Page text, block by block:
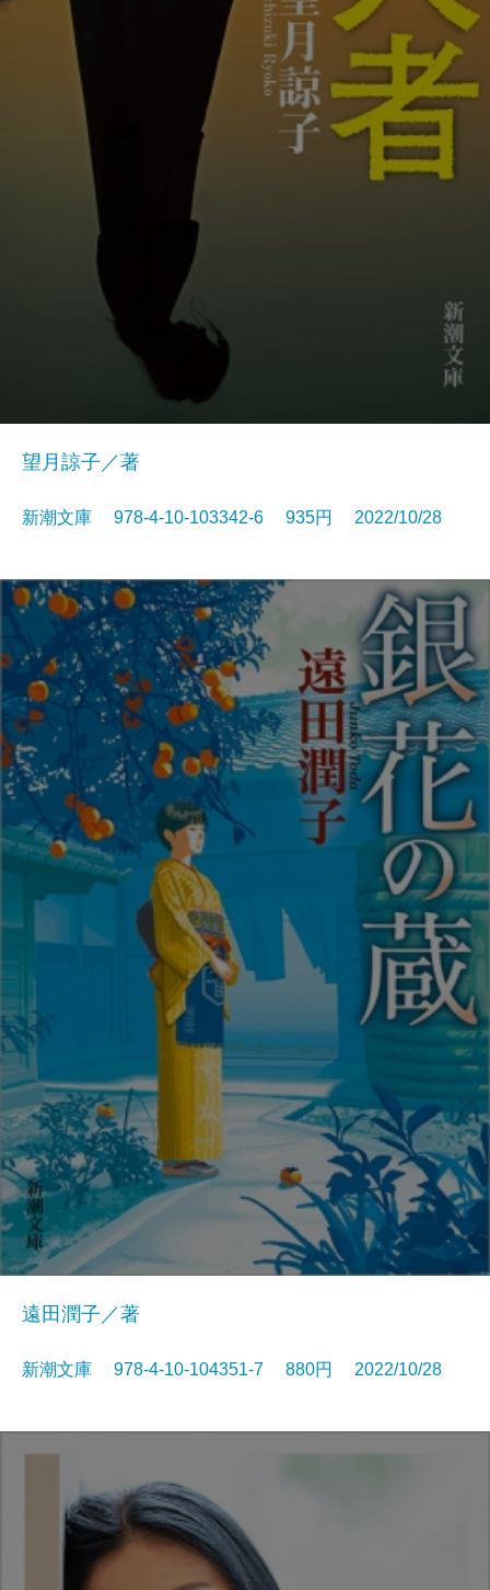
望月諒子／著
新潮文庫 978-4-10-103342-6 935円 2022/10/28
遠田潤子／著
新潮文庫 978-4-10-104351-7 880円 2022/10/28